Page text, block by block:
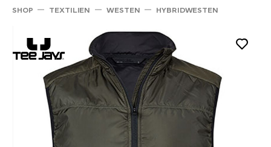
SHOP TEXTILIEN WESTEN HYBRIDWESTEN